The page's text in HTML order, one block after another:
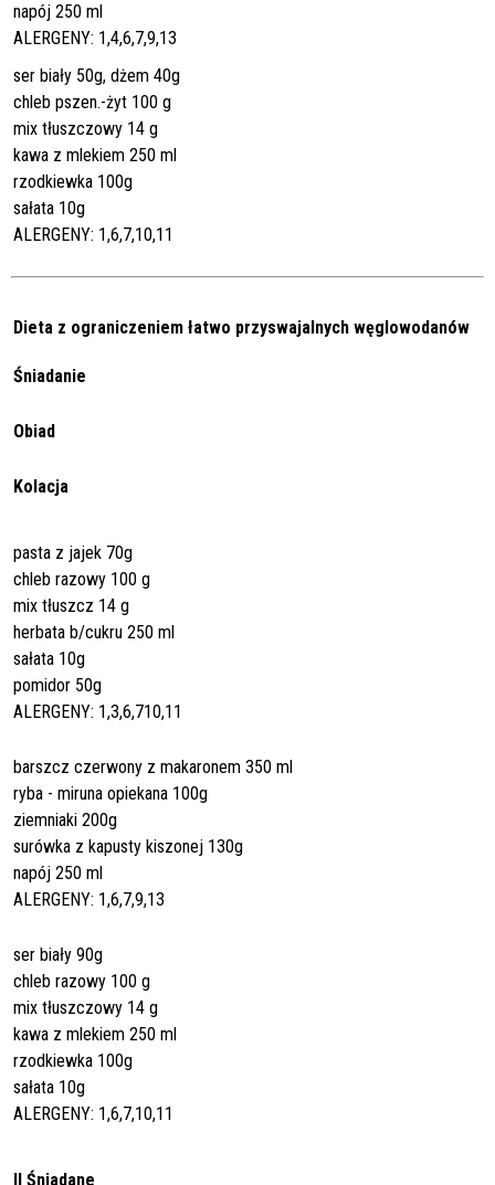
napój 250 ml
ALERGENY: 1,4,6,7,9,13
ser biały 50g, dżem 40g
chleb pszen.-żyt 100 g
mix tłuszczowy 14 g
kawa z mlekiem 250 ml
rzodkiewka 100g
sałata 10g
ALERGENY: 1,6,7,10,11
Dieta z ograniczeniem łatwo przyswajalnych węglowodanów
Śniadanie
Obiad
Kolacja
pasta z jajek 70g
chleb razowy 100 g
mix tłuszcz 14 g
herbata b/cukru 250 ml
sałata 10g
pomidor 50g
ALERGENY: 1,3,6,710,11
barszcz czerwony z makaronem 350 ml
ryba - miruna opiekana 100g
ziemniaki 200g
surówka z kapusty kiszonej 130g
napój 250 ml
ALERGENY: 1,6,7,9,13
ser biały 90g
chleb razowy 100 g
mix tłuszczowy 14 g
kawa z mlekiem 250 ml
rzodkiewka 100g
sałata 10g
ALERGENY: 1,6,7,10,11
II Śniadane